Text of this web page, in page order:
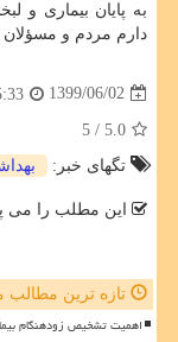
به پایان بیماری و
دارم مردم و مسؤلان
1399/06/02
5.0
/ 5
تگهای خبر:
این مطلب را می
تازه ترین مطالب
اهمیت تشخیص زودهنگام